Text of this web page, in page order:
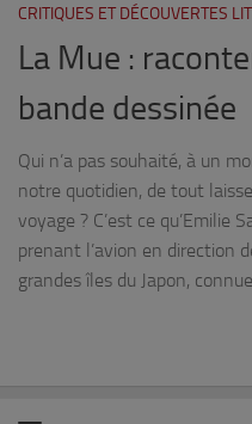
CRITIQUES ET DÉCOUVERTES
La Mue :
bande dessinée
Qui n’a pas souhaité, à un
notre quotidien, de tout
voyage ? C’est ce qu’Emilie
prenant l’avion en direction
grandes îles du Japon,